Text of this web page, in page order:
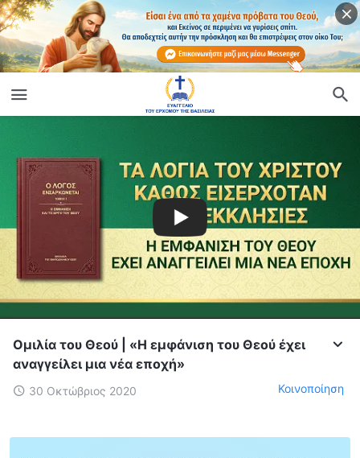
Ομιλία του Θεού | «Η εμφάνιση του Θεού έχει
αναγγείλει μια νέα εποχή»
30 Οκτώβριος 2020 Κοινοποίηση